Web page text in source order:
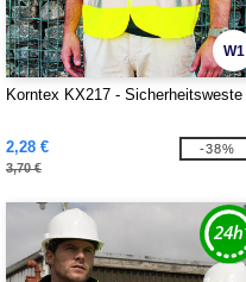
W1
Korntex KX217 - Sicherheitsweste
2,28 €
3,70 €
-38%